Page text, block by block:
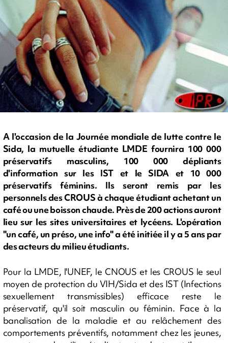
A l'occasion de la Journée mondiale de lutte contre le
Sida, la mutuelle étudiante LMDE fournira 100 000
préservatifs masculins, 100 000 dépliants
d'information sur les IST et le SIDA et 10 000
préservatifs féminins. Ils seront remis par les
personnels des CROUS à chaque étudiant achetant un
café ou une boisson chaude. Près de 200 actions auront
lieu sur les sites universitaires et lycéens. L'opération
"un café, un préso, une info" a été initiée il y a 5 ans par
des acteurs du milieu étudiants.
Pour la LMDE, l'UNEF, le CNOUS et les CROUS le seul
moyen de protection du VIH/Sida et des IST (Infections
sexuellement transmissibles) efficace reste le
préservatif, qu'il soit masculin ou féminin. Face à la
banalisation de la maladie et au relâchement des
comportements préventifs, notamment chez les jeunes,